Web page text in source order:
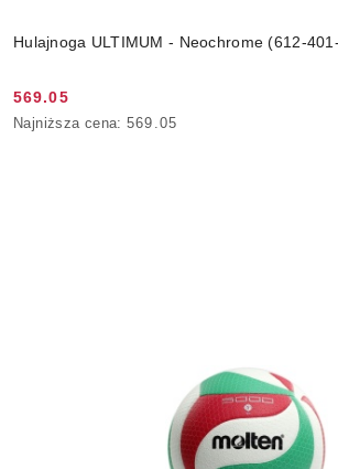
Hulajnoga ULTIMUM - Neochrome (612-
Cena
promocyjna:
569.05
Najniższa
Najniższa cena: 569.05